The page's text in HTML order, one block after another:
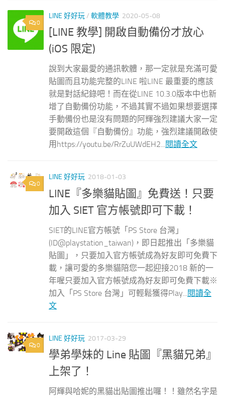
0
LINE 好好玩/ 軟體教學 2020-05-08
[LINE 教學] 開啟自動備份才放心
(iOS 限定)
說到大家最愛的通訊軟體，那一定就是充滿可愛
貼圖而且功能完整的LINE 啦LINE 最重要的應該
就是對話紀錄吧！而在從LINE 10.3.0版本中也新
增了自動備份功能，不過其實不過如果想要選擇
手動備份也是沒有問題的阿輝強烈建議大家一定
要開啟這個『自動備份』功能，強烈建議開啟使
用https://youtu.be/RrZuUWdEH2...閱讀全文
0
LINE 好好玩 2018-01-03
LINE『多樂貓貼圖』免費送！只要
加入 SIET 官方帳號即可下載！
SIET的LINE官方帳號「PS Store 台灣」
(ID@playstation_taiwan)，即日起推出「多樂貓
貼圖」，只要加入官方帳號成為好友即可免費下
載，讓可愛的多樂貓陪您一起迎接2018 新的一
年喔只要加入官方帳號成為好友即可免費下載※
加入「PS Store 台灣」可輕鬆獲得Play...
閱讀全
文
0
LINE 好好玩 2017-03-29
學弟學妹的 Line 貼圖『黑貓兄弟』
上架了！
阿輝與哈妮的黑貓出貼圖推出囉！！雖然名字是